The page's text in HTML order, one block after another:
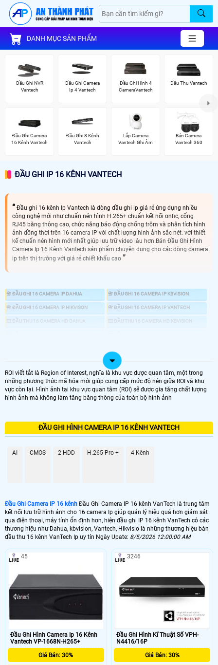
DANH MỤC SẢN PHẨM
Đầu Ghi NVR
Vantech
Đầu Ghi Camera
Ip 4 Vantech
Đầu Ghi Hình 4
CameraVantech
Đầu Thu Vantech
Đầu Ghi Camera
16 Kênh Vantech
Đầu Ghi 8 Kênh
Vantech
Lắp Camera
Vantech Ghi Âm
Bán Camera
Vantech 360
ĐẦU GHI IP 16 KÊNH VANTECH
Đầu ghi 16 kênh Ip Vantech là dòng đầu ghi ip giá rẻ ứng dụng nhiều
công nghệ mới như chuẩn nén hình H.265+ chuẩn kết nối onfic, cổng
RJ45 băng thông cao, chức năng báo động chống trộm và phân tích hình
ảnh đồng thời trên 16 camera IP với chất lượng hình ảnh sắc nét. với thiết
kế chuẩn nén hình mới nhất giúp lưu trữ video lâu hơn.Bán Đầu Ghi Hình
Camera Ip 16 Kênh Vantech sản phẩm chuyên dụng cho các dòng camera
ip trên thị trường với giá rẻ chiết khấu cao
📇 ĐẦU GHI 16 CAMERA IP DAHUA 📇 ĐẦU GHI 16 CAMERA IP KBVISION
📇 ĐẦU GHI 16 CAMERA IP HIKVISON 📇 ĐẦU GHI 16 CAMERA IP VANTECH
🎞 ĐẦU THU 16 CAMERA HD DAHUA 🎞 ĐẦU THU 16 CAMERA HD KBVISION
♋ ĐẦU GHI IP 16 KÊNH
GIÁ ĐẦU GHI
11.000.000 VNĐ DHI-NVR5416-4KS2
🗄 Đầu Thu Camera 16 Kênh IP Giá Rẻ
3.100,000 VNĐ DHI-NVR2116HS-S3
📬 Đầu Ghi IP 16 Kênh Kbvision
3.000.000 VNĐ KX-A4K8116N2
📀 Đầu ghi chuyên dùng cho camera ip 16 kênh VanTech với công nghệ lưu
trữ h265+ tiết kiệm dung lượng lưu trữ, đầu ghi camera ip là dòng đầu ghi
lưu trữ hình ảnh với chất lượng sắt nét, có thẻ quản lý 16 camera IP tại chỗ
VanTech thường dùng cho nhà xưởng văn phòng chuyên nghiệp với chất
lượng hình ảnh sắt nét.
💾 Đầu ghi camera 16 kênh VanTech Ip có nhiều hãng sản xuất khác nhai. một
trong số các hãng chuyên sản xuất loại đầu ghi camera Ip 16 kênh VanTech là:
ROI viết tắt là Region of Interest, nghĩa là khu vực được quan tâm, một trong
những phương thức mã hóa mới giúp cung cấp mức độ nén giữa ROI và khu
vực còn lại. Hình ảnh tại khu vực quan tâm (ROI) sẽ được gia tăng chất lượng
hình ảnh mà không làm tăng băng thông của toàn bộ hình ảnh
ĐẦU GHI HÌNH CAMERA IP 16 KÊNH VANTECH
AI CMOS 2 HDD H.265 Pro + 4 Kênh
Đầu Ghi Camera IP 16 kênh Đầu Ghi Camera IP 16 kênh VanTech là trung tâm
kết nối lưu trữ hình ảnh cho 16 camera Ip giúp quản lý hiệu quả hơn giám sát
qua điện thoại, máy tính ổn định hơn, hiện đầu ghi IP 16 kênh VanTech có các
thương hiệu như Dahua, kbvision, Vantech, Hikvisio là những thương hiệu bán
đầu thu 16 kênh VanTech Ip uy tín Ngày Upate: 8/5/2026 12:00:00 AM
Đầu Ghi Hình Camera Ip 16 Kênh
Vantech VP-1668N-H265+
Giá Bán: 30%
45
Đầu Ghi Hình Kĩ Thuật Số VPH-
N4416/16P
Giá Bán: 30%
3246